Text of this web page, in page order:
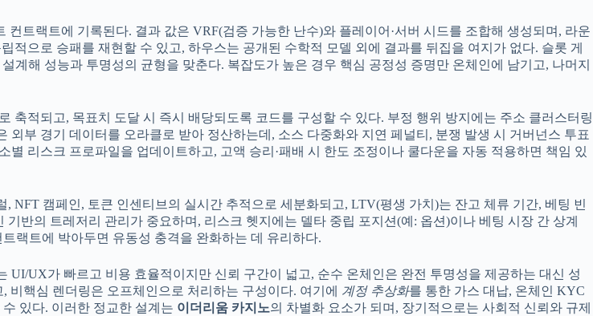
트랙트에 기록된다. 결과 값은 VRF(검증 가능한 난수)와 플레이어·서버 시드를 조합해 생성되며, 라운
으로 승패를 재현할 수 있고, 하우스는 공개된 수학적 모델 외에 결과를 뒤집을 여지가 없다. 슬롯 게
계해 성능과 투명성의 균형을 맞춘다. 복잡도가 높은 경우 핵심 공정성 증명만 온체인에 남기고, 나머지
적되고, 목표치 도달 시 즉시 배당되도록 코드를 구성할 수 있다. 부정 행위 방지에는 주소 클러스터링
부 경기 데이터를 오라클로 받아 정산하는데, 소스 다중화와 지연 페널티, 분쟁 발생 시 거버넌스 투표
리스크 프로파일을 업데이트하고, 고액 승리·패배 시 한도 조정이나 쿨다운을 자동 적용하면 책임 있
캠페인, 토큰 인센티브의 실시간 추적으로 세분화되고, LTV(평생 가치)는 잔고 체류 기간, 베팅 빈
반의 트레저리 관리가 중요하며, 리스크 헷지에는 델타 중립 포지션(예: 옵션)이나 베팅 시장 간 상계
랙트에 박아두면 유동성 충격을 완화하는 데 유리하다.
UX가 빠르고 비용 효율적이지만 신뢰 구간이 넓고, 순수 온체인은 완전 투명성을 제공하는 대신 성
비핵심 렌더링은 오프체인으로 처리하는 구성이다. 여기에 계정 추상화를 통한 가스 대납, 온체인 KYC
있다. 이러한 정교한 설계는 이더리움 카지노의 차별화 요소가 되며, 장기적으로는 사회적 신뢰와 규제